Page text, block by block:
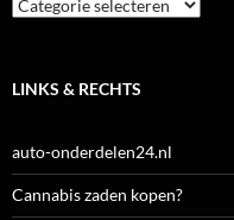
LINKS & RECHTS
auto-onderdelen24.nl
Cannabis zaden kopen?